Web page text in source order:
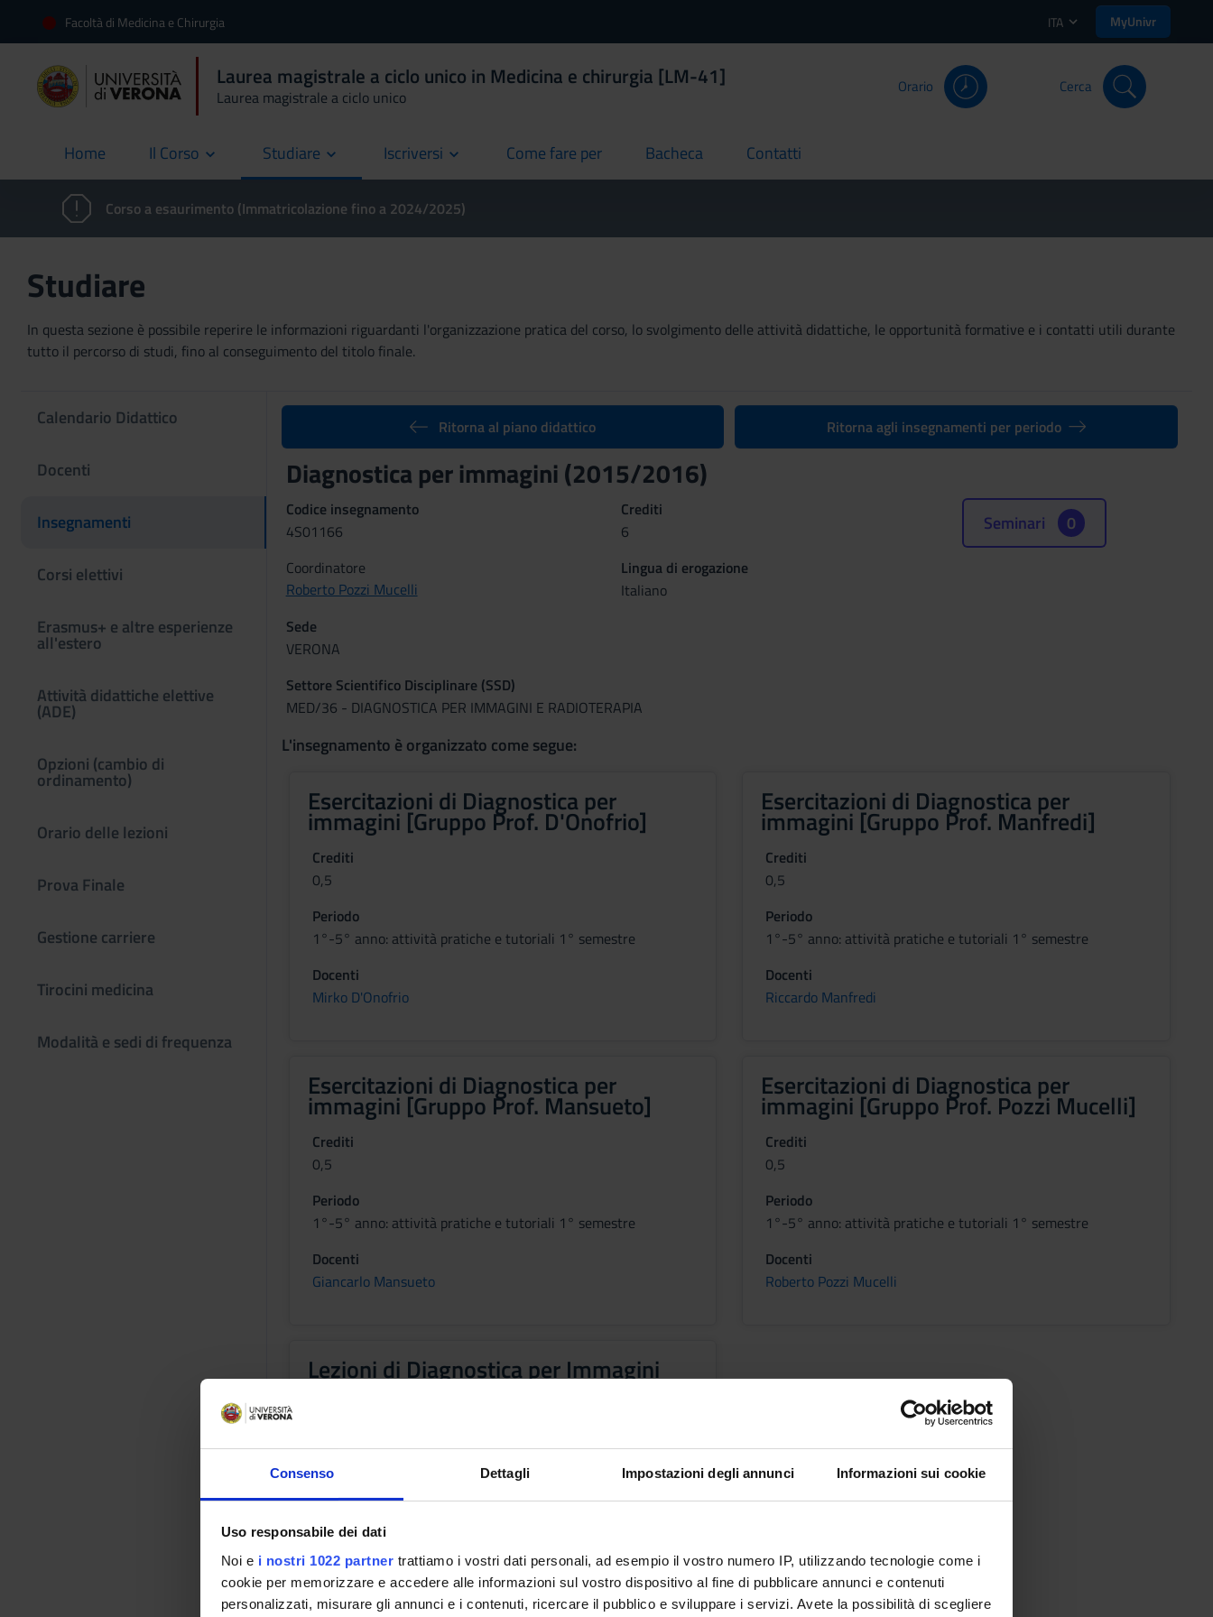
Consenso Dettagli Impostazioni degli annunci Informazioni sui cookie
Uso responsabile dei dati
Noi e i nostri 1022 partner trattiamo i vostri dati personali, ad esempio il vostro numero IP, utilizzando tecnologie come i
cookie per memorizzare e accedere alle informazioni sul vostro dispositivo al fine di pubblicare annunci e contenuti
personalizzati, misurare gli annunci e i contenuti, ricercare il pubblico e sviluppare i servizi. Avete la possibilità di scegliere
Facoltà di Medicina e Chirurgia ITA MyUnivr
Laurea magistrale a ciclo unico in Medicina e chirurgia [LM-41]
Laurea magistrale a ciclo unico
Orario Cerca
Home
current Il Corso Studiare Iscriversi Come fare per
current Bacheca
current Contatti
current
Corso a esaurimento (Immatricolazione fino a 2024/2025)
Studiare
In questa sezione è possibile reperire le informazioni riguardanti l'organizzazione pratica del corso, lo svolgimento delle attività didattiche, le opportunità formative e i contatti utili durante
tutto il percorso di studi, fino al conseguimento del titolo finale.
Calendario Didattico
Docenti
Insegnamenti
Corsi elettivi
Erasmus+ e altre esperienze
all'estero
Attività didattiche elettive
(ADE)
Opzioni (cambio di
ordinamento)
Orario delle lezioni
Prova Finale
Gestione carriere
Tirocini medicina
Modalità e sedi di frequenza
Ritorna al piano didattico Ritorna agli insegnamenti per periodo
Diagnostica per immagini (2015/2016)
Codice insegnamento
4S01166
Crediti
6
Coordinatore
Roberto Pozzi Mucelli
Lingua di erogazione
Italiano
Sede
VERONA
Settore Scientifico Disciplinare (SSD)
MED/36 - DIAGNOSTICA PER IMMAGINI E RADIOTERAPIA
Seminari 0
L'insegnamento è organizzato come segue:
Esercitazioni di Diagnostica per
immagini [Gruppo Prof. D'Onofrio]
Crediti
0,5
Periodo
1°-5° anno: attività pratiche e tutoriali 1° semestre
Docenti
Mirko D'Onofrio
Esercitazioni di Diagnostica per
immagini [Gruppo Prof. Manfredi]
Crediti
0,5
Periodo
1°-5° anno: attività pratiche e tutoriali 1° semestre
Docenti
Riccardo Manfredi
Esercitazioni di Diagnostica per
immagini [Gruppo Prof. Mansueto]
Crediti
0,5
Periodo
1°-5° anno: attività pratiche e tutoriali 1° semestre
Docenti
Giancarlo Mansueto
Esercitazioni di Diagnostica per
immagini [Gruppo Prof. Pozzi Mucelli]
Crediti
0,5
Periodo
1°-5° anno: attività pratiche e tutoriali 1° semestre
Docenti
Roberto Pozzi Mucelli
Lezioni di Diagnostica per Immagini
Lezioni 1° semestre 2°- 6° anno
Docenti
Roberto Pozzi Mucelli